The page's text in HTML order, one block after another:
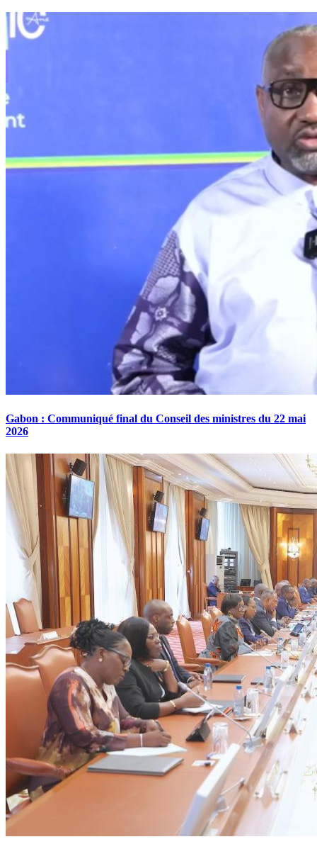
Gabon : Communiqué final du Conseil des ministres du 22 mai
2026